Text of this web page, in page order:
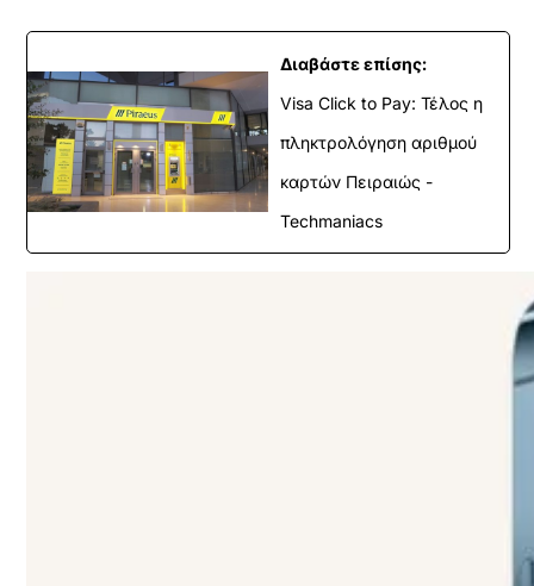
Διαβάστε επίσης:
Visa Click to Pay: Τέλος η
πληκτρολόγηση αριθμού
καρτών Πειραιώς -
Techmaniacs